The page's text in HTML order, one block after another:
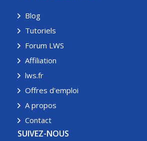
Blog
Tutoriels
Forum LWS
Affiliation
lws.fr
Offres d'emploi
A propos
Contact
SUIVEZ-NOUS